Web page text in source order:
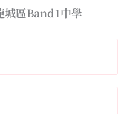
城區Band1中學